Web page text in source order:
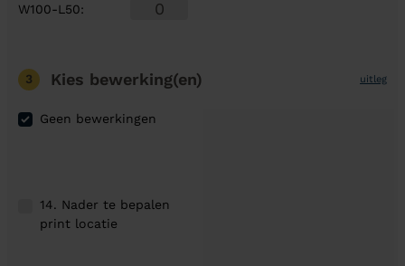
W100-L50:
3 Kies bewerking(en) uitleg
Geen bewerkingen
14. Nader te bepalen
print locatie